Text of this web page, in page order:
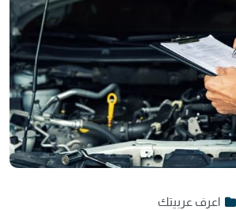
اعرف عربيتك